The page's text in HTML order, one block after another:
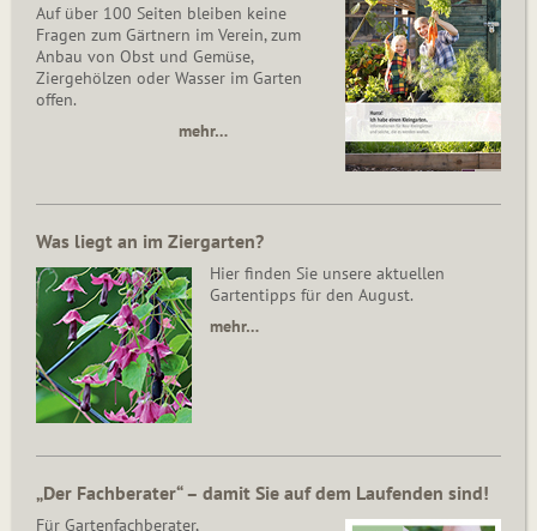
Auf über 100 Seiten bleiben keine
Fragen zum Gärtnern im Verein, zum
Anbau von Obst und Gemüse,
Ziergehölzen oder Wasser im Garten
offen.
mehr…
Was liegt an im Ziergarten?
Hier finden Sie unsere aktuellen
Gartentipps für den August.
mehr…
„Der Fachberater“ – damit Sie auf dem Laufenden sind!
Für Gartenfachberater,